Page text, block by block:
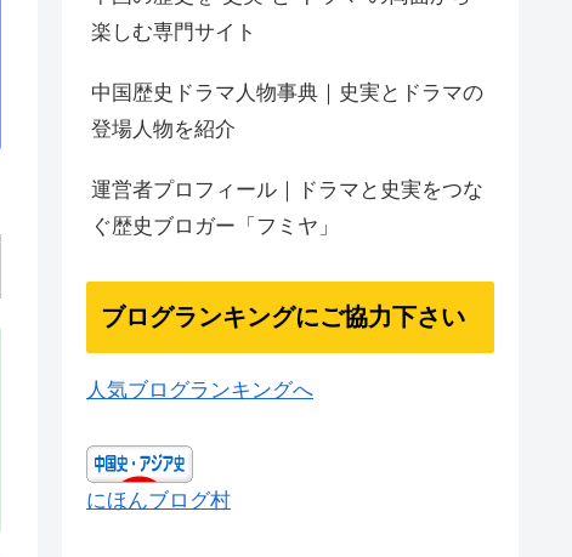
楽しむ専門サイト
中国歴史ドラマ人物事典｜史実とドラマの
登場人物を紹介
運営者プロフィール｜ドラマと史実をつな
ぐ歴史ブロガー「フミヤ」
ブログランキングにご協力下さい
人気ブログランキングへ
にほんブログ村